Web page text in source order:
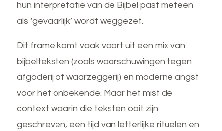
hun interpretatie van de Bijbel past meteen
als ‘gevaarlijk’ wordt weggezet.
Dit frame komt vaak voort uit een mix van
bijbelteksten (zoals waarschuwingen tegen
afgoderij of waarzeggerij) en moderne angst
voor het onbekende. Maar het mist de
context waarin die teksten ooit zijn
geschreven, een tijd van letterlijke rituelen en